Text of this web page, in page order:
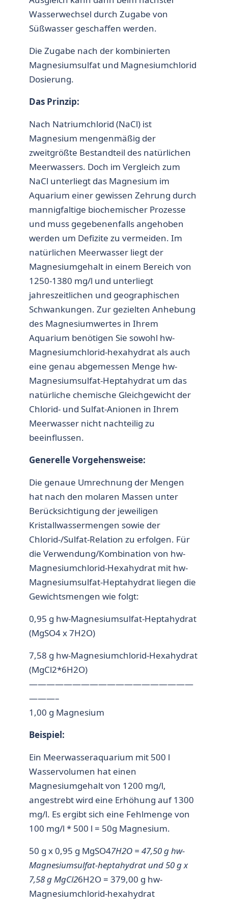
Wasserwechsel durch Zugabe von
Süßwasser geschaffen werden.
Die Zugabe nach der kombinierten
Magnesiumsulfat und Magnesiumchlorid
Dosierung.
Das Prinzip:
Nach Natriumchlorid (NaCl) ist
Magnesium mengenmäßig der
zweitgrößte Bestandteil des natürlichen
Meerwassers. Doch im Vergleich zum
NaCl unterliegt das Magnesium im
Aquarium einer gewissen Zehrung durch
mannigfaltige biochemischer Prozesse
und muss gegebenenfalls angehoben
werden um Defizite zu vermeiden. Im
natürlichen Meerwasser liegt der
Magnesiumgehalt in einem Bereich von
1250-1380 mg/l und unterliegt
jahreszeitlichen und geographischen
Schwankungen. Zur gezielten Anhebung
des Magnesiumwertes in Ihrem
Aquarium benötigen Sie sowohl hw-
Magnesiumchlorid-hexahydrat als auch
eine genau abgemessen Menge hw-
Magnesiumsulfat-Heptahydrat um das
natürliche chemische Gleichgewicht der
Chlorid- und Sulfat-Anionen in Ihrem
Meerwasser nicht nachteilig zu
beeinflussen.
Generelle Vorgehensweise:
Die genaue Umrechnung der Mengen
hat nach den molaren Massen unter
Berücksichtigung der jeweiligen
Kristallwassermengen sowie der
Chlorid-/Sulfat-Relation zu erfolgen. Für
die Verwendung/Kombination von hw-
Magnesiumchlorid-Hexahydrat mit hw-
Magnesiumsulfat-Heptahydrat liegen die
Gewichtsmengen wie folgt:
0,95 g hw-Magnesiumsulfat-Heptahydrat
(MgSO4 x 7H2O)
7,58 g hw-Magnesiumchlorid-Hexahydrat
(MgCl2*6H2O)
———————————————————
———–
1,00 g Magnesium
Beispiel:
Ein Meerwasseraquarium mit 500 l
Wasservolumen hat einen
Magnesiumgehalt von 1200 mg/l,
angestrebt wird eine Erhöhung auf 1300
mg/l. Es ergibt sich eine Fehlmenge von
100 mg/l * 500 l = 50g Magnesium.
50 g x 0,95 g MgSO47H2O = 47,50 g hw-
Magnesiumsulfat-heptahydrat und 50 g x
7,58 g MgCl26H2O = 379,00 g hw-
Magnesiumchlorid-hexahydrat